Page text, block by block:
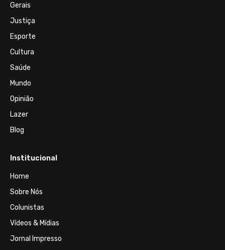
Gerais
Justiça
Esporte
Cultura
Saúde
Mundo
Opinião
Lazer
Blog
Institucional
Home
Sobre Nós
Colunistas
Vídeos & Mídias
Jornal Impresso